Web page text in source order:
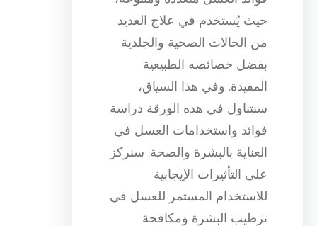
حيث يُستخدم في علاج العديد
من الحالات الصحية والجلدية
بفضل خصائصه الطبيعية
المفيدة. وفي هذا السياق،
سنتناول في هذه الورقة دراسة
فوائد واستخدامات العسل في
العناية بالبشرة والصحة. سنركز
على التأثيرات الإيجابية
للاستخدام المستمر للعسل في
ترطيب البشرة ومكافحة